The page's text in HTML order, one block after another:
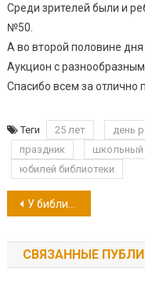
Среди зрителей были и
№50.
А во второй половине
Аукцион с
Спасибо всем за отлично
Теги 25 лет день
праздник
школьный
юбилей библиотеки
Навигация
по
записям
У библиотеки юбилей!
СВЯЗАННЫЕ